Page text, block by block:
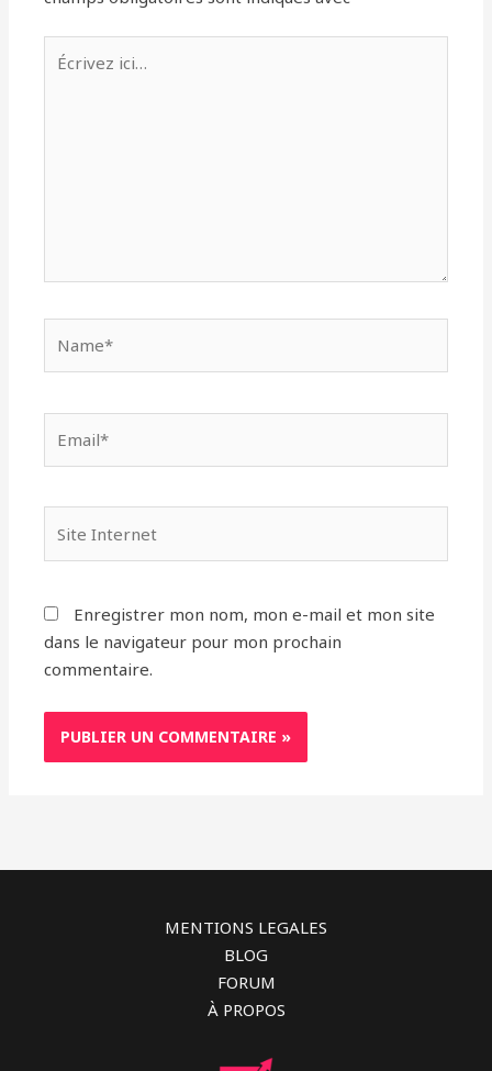
ici…
Internet
Enregistrer mon nom, mon e-mail et mon site
dans le navigateur pour mon prochain
commentaire.
MENTIONS LEGALES
BLOG
FORUM
À PROPOS